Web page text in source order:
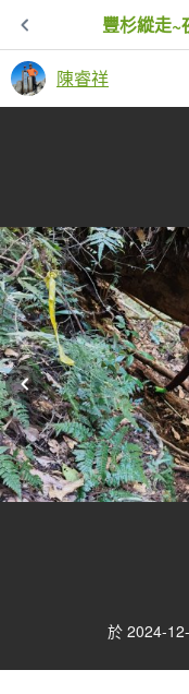
豐杉縱走~
陳睿祥
於 2024-